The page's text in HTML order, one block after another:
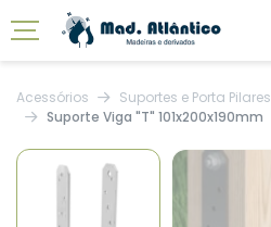
Acessórios
Suportes e Porta Pilares
Suporte Viga "T" 101x200x190mm